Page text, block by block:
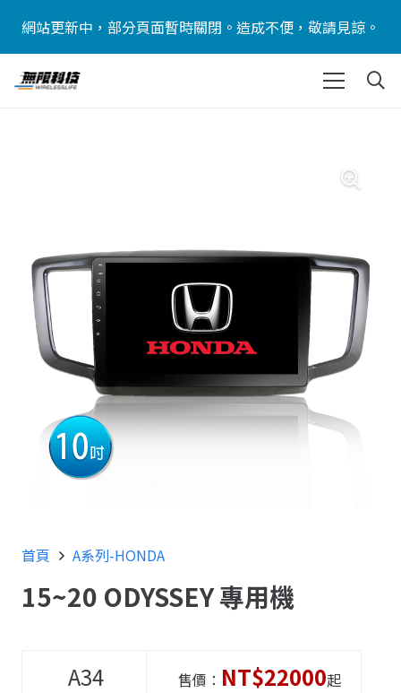
網站更新中，部分頁面暫時關閉。造成不便，敬請見諒。
首頁 A系列-HONDA
15~20 ODYSSEY 專用機
A34 售價： NT$22000起